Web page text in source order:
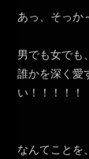
あっ、そっか
男でも女でも
誰かを深く愛
い！！！！！
なんてことを